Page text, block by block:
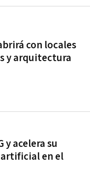
con locales
y arquitectura
y acelera su
en el